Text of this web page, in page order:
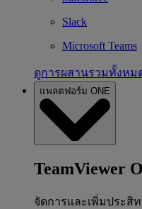
Slack
Microsoft Teams
ดูการผสานรวมทั้งหม
แพลตฟอร์ม ONE
TeamViewer
จัดการและเพิ่มประ